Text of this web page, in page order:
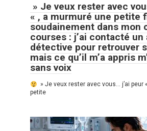
» Je veux rester avec
« , a murmuré une petite
soudainement dans mon
courses : j’ai contacté un
détective pour retrouver
mais ce qu’il m’a appris
sans voix
» Je veux rester avec vous… j’ai peur
petite